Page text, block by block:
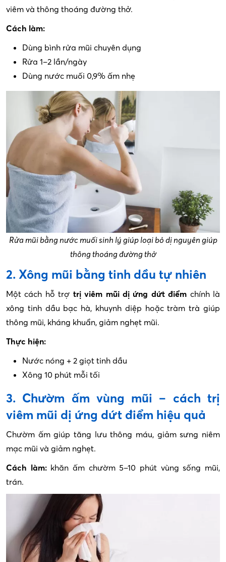
viêm và thông thoáng đường thở.
Cách làm:
Dùng bình rửa mũi chuyên dụng
Rửa 1–2 lần/ngày
Dùng nước muối 0,9% ấm nhẹ
Rửa mũi bằng nước muối sinh lý giúp loại bỏ dị nguyên giúp
thông thoáng đường thở
2. Xông mũi bằng tinh dầu tự nhiên
Một cách hỗ trợ trị viêm mũi dị ứng dứt điểm chính là
xông tinh dầu bạc hà, khuynh diệp hoặc tràm trà giúp
thông mũi, kháng khuẩn, giảm nghẹt mũi.
Thực hiện:
Nước nóng + 2 giọt tinh dầu
Xông 10 phút mỗi tối
3. Chườm ấm vùng mũi – cách trị
viêm mũi dị ứng dứt điểm hiệu quả
Chườm ấm giúp tăng lưu thông máu, giảm sưng niêm
mạc mũi và giảm nghẹt.
Cách làm:khăn ấm chườm 5–10 phút vùng sống mũi,
trán.